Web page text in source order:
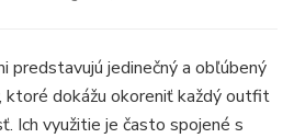
predstavujú jedinečný a obľúbený
ktoré dokážu okoreniť každý outfit
Ich využitie je často spojené s